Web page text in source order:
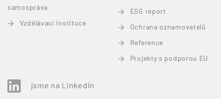
samospráva
Vzdělávací instituce
ESG report
Ochrana oznamovatelů
Reference
Projekty s podporou EU
jsme na LinkedIn